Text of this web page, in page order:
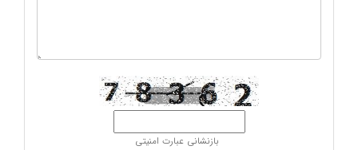
بازنشانی عبارت امنیتی